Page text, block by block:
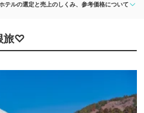
ホテルの選定と売上のしくみ、参考価格について
旅♡